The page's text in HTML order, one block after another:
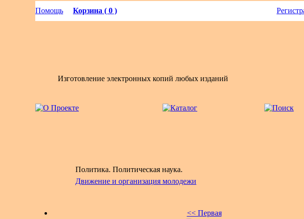
Помощь Корзина ( 0 )
Изготовление электронных копий любых изданий
Политика. Политическая наука.
Движение и организация молодежи
<< Первая